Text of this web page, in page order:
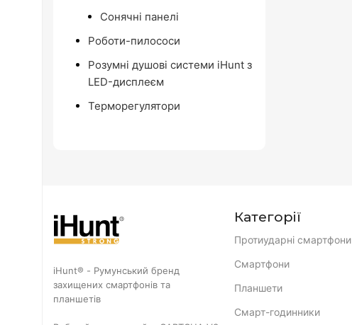
Сонячні панелі
Роботи-пилососи
Розумні душові системи iHunt з
LED-дисплеєм
Терморегулятори
iHunt® - Румунський бренд
захищених смартфонів та
планшетів
Категорії
Протиударні смартфони
Смартфони
Планшети
Смарт-годинники